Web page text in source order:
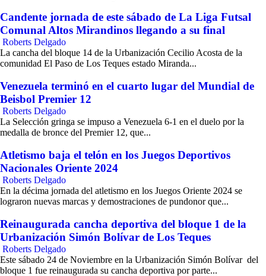
Candente jornada de este sábado de La Liga Futsal
Comunal Altos Mirandinos llegando a su final
Roberts Delgado
La cancha del bloque 14 de la Urbanización Cecilio Acosta de la
comunidad El Paso de Los Teques estado Miranda...
Venezuela terminó en el cuarto lugar del Mundial de
Beisbol Premier 12
Roberts Delgado
La Selección gringa se impuso a Venezuela 6-1 en el duelo por la
medalla de bronce del Premier 12, que...
Atletismo baja el telón en los Juegos Deportivos
Nacionales Oriente 2024
Roberts Delgado
En la décima jornada del atletismo en los Juegos Oriente 2024 se
lograron nuevas marcas y demostraciones de pundonor que...
Reinaugurada cancha deportiva del bloque 1 de la
Urbanización Simón Bolívar de Los Teques
Roberts Delgado
Este sábado 24 de Noviembre en la Urbanización Simón Bolívar del
bloque 1 fue reinaugurada su cancha deportiva por parte...